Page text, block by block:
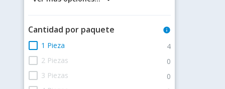
Cantidad por paquete info
check_box_outline_blank 1 Pieza 4
check_box_outline_blank 2 Piezas 0
check_box_outline_blank 3 Piezas 0